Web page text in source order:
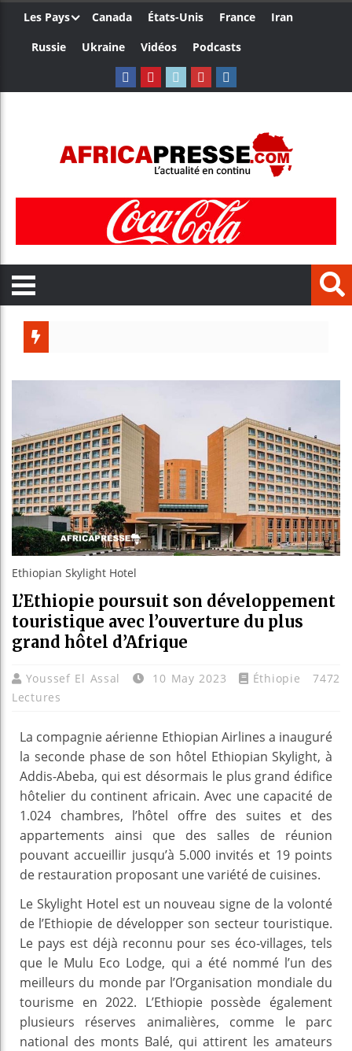
Les Pays Canada États-Unis France
Iran
Russie
Ukraine Vidéos Podcasts
Ethiopian Skylight Hotel
L’Ethiopie poursuit son développement
touristique avec l’ouverture du plus
grand hôtel d’Afrique
Youssef El Assal 10 May 2023 Éthiopie
7472
Lectures
La compagnie aérienne Ethiopian Airlines a inauguré
la seconde phase de son hôtel Ethiopian Skylight, à
Addis-Abeba, qui est désormais le plus grand édifice
hôtelier du continent africain. Avec une capacité de
1.024 chambres, l’hôtel offre des suites et des
appartements ainsi que des salles de réunion
pouvant accueillir jusqu’à 5.000 invités et 19 points
de restauration proposant une variété de cuisines.
Le Skylight Hotel est un nouveau signe de la volonté
de l’Ethiopie de développer son secteur touristique.
Le pays est déjà reconnu pour ses éco-villages, tels
que le Mulu Eco Lodge, qui a été nommé l’un des
meilleurs du monde par l’Organisation mondiale du
tourisme en 2022. L’Ethiopie possède également
plusieurs réserves animalières, comme le parc
national des monts Balé, qui attirent les amateurs